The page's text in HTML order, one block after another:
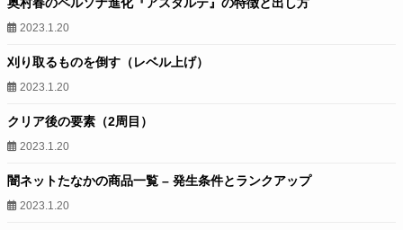
2023.1.20
刈り取るものを倒す（レベル上げ）
2023.1.20
クリア後の要素（2周目）
2023.1.20
闇ネットたなかの商品一覧 – 発生条件とランクアップ
2023.1.20